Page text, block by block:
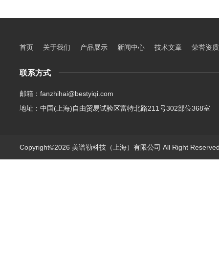
首页 关于我们 产品展示 新闻中心 技术文章 荣誉资质
联系方式
邮箱：fanzhihai@bestyiqi.com
地址：中国(上海)自由贸易试验区富特北路211号302部位368室
Copyright©2026 美谱勒科技（上海）有限公司 All Right